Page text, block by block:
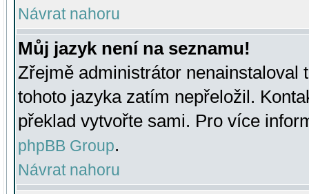
Návrat nahoru
Můj jazyk není na seznamu!
Zřejmě administrátor nenainstaloval
tohoto jazyka zatím nepřeložil.
překlad vytvořte sami. Pro více
phpBB Group.
Návrat nahoru